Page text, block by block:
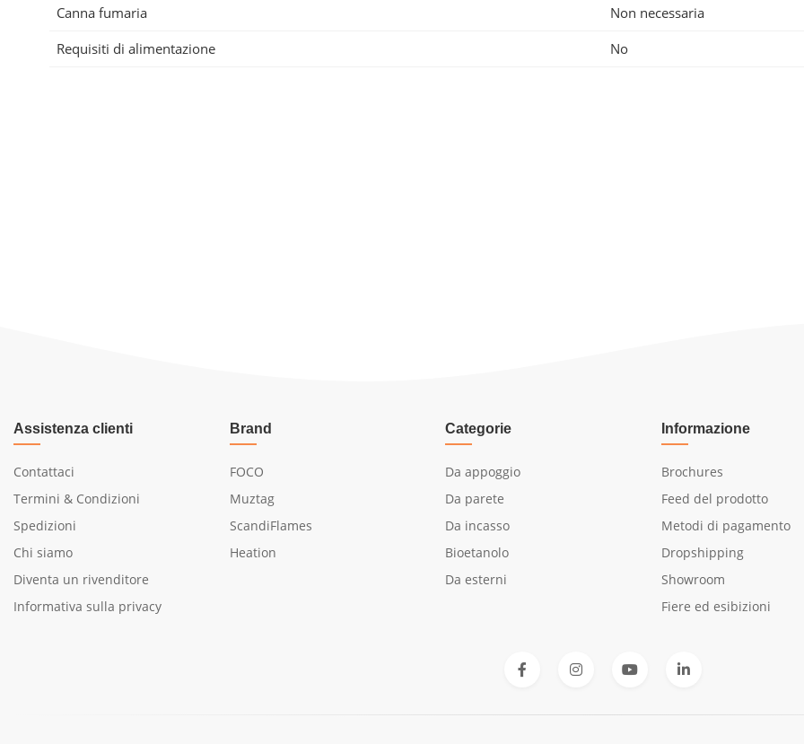
Canna fumaria
Non necessaria
Requisiti di alimentazione
No
Assistenza clienti
Contattaci
Termini & Condizioni
Spedizioni
Chi siamo
Diventa un rivenditore
Informativa sulla privacy
Brand
FOCO
Muztag
ScandiFlames
Heation
Categorie
Da appoggio
Da parete
Da incasso
Bioetanolo
Da esterni
Informazione
Brochures
Feed del prodotto
Metodi di pagamento
Dropshipping
Showroom
Fiere ed esibizioni